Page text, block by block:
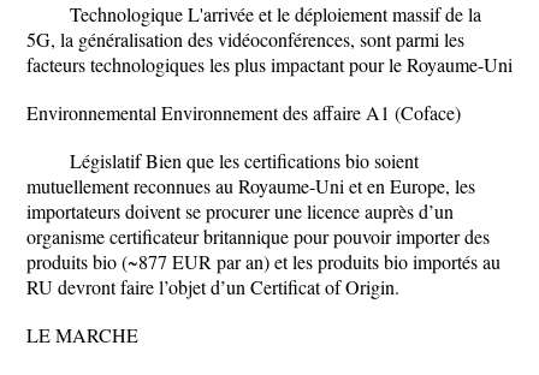
Technologique L'arrivée et le déploiement massif de la
5G, la généralisation des vidéoconférences, sont parmi les
facteurs technologiques les plus impactant pour le Royaume-Uni
Environnemental Environnement des affaire A1 (Coface)
Législatif Bien que les certifications bio soient
mutuellement reconnues au Royaume-Uni et en Europe, les
importateurs doivent se procurer une licence auprès d’un
organisme certificateur britannique pour pouvoir importer des
produits bio (~877 EUR par an) et les produits bio importés au
RU devront faire l’objet d’un Certificat of Origin.
LE MARCHE